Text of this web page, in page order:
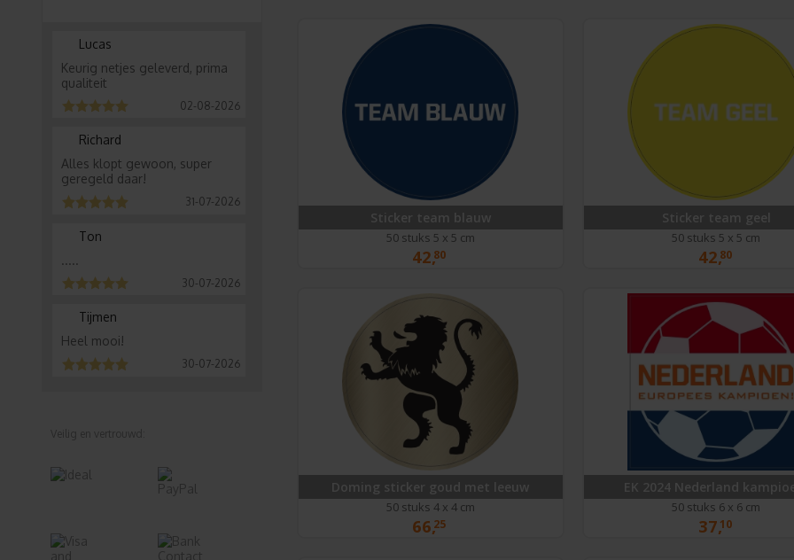
Lucas
Keurig netjes geleverd, prima
qualiteit
02-08-2026
Richard
Alles klopt gewoon, super
geregeld daar!
31-07-2026
Ton
.....
30-07-2026
Tijmen
Heel mooi!
30-07-2026
Veilig en vertrouwd:
Sticker team blauw
50 stuks 5 x 5 cm
42,80
Sticker team geel
50 stuks 5 x 5 cm
42,80
Doming sticker goud met leeuw
50 stuks 4 x 4 cm
66,25
EK 2024 Nederland
50 stuks 6 x 6 cm
37,10